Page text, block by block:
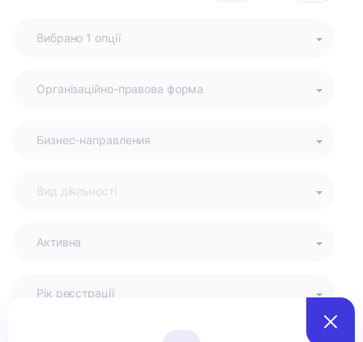
Активна
Рік реєстрації